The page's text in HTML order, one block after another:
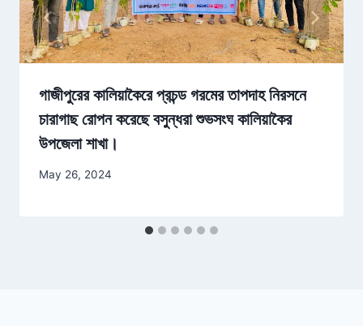
গাজীপুরের কালিয়াকৈরে প্রচন্ড গরমের তাপদাহ নিরসনে
চারাগাছ রোপন করেছে বসুন্ধরা শুভসংঘ কালিয়াকৈর
উপজেলা শাখা।
May 26, 2024